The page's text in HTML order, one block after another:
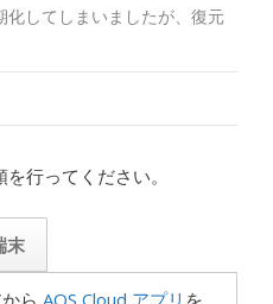
化してしまいましたが、復元
行ってください。
末
ら AOS Cloud アプリ を